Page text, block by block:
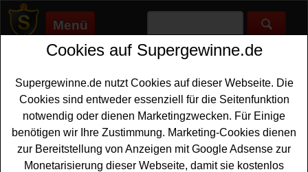
Menü
Supergewinne.de>Gewinnspiele>Vw-bulli
VW Bulli Gewinnspiele - kostenlos
VW Bulli gewinnen
Alle VW Bulli Gewinnspiele finden Sie hier. Bei diesen
Gewinnspielen haben Sie die Chance, kostenlos einen der
legendären VW Busse, den VW Bulli gewinnen zu können.
Cookies auf Supergewinne.de
Supergewinne.de nutzt Cookies auf dieser Webseite. Die
Cookies sind entweder essenziell für die Seitenfunktion
notwendig oder dienen Marketingzwecken. Für Einige
benötigen wir Ihre Zustimmung. Marketing-Cookies dienen
zur Bereitstellung von Anzeigen mit Google Adsense zur
Monetarisierung dieser Webseite, damit sie kostenlos